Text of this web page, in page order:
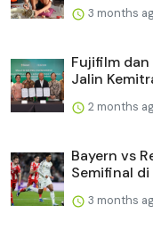
3 months
Fujifilm
Jalin
2 months
Bayern vs
Semifinal di
3 months